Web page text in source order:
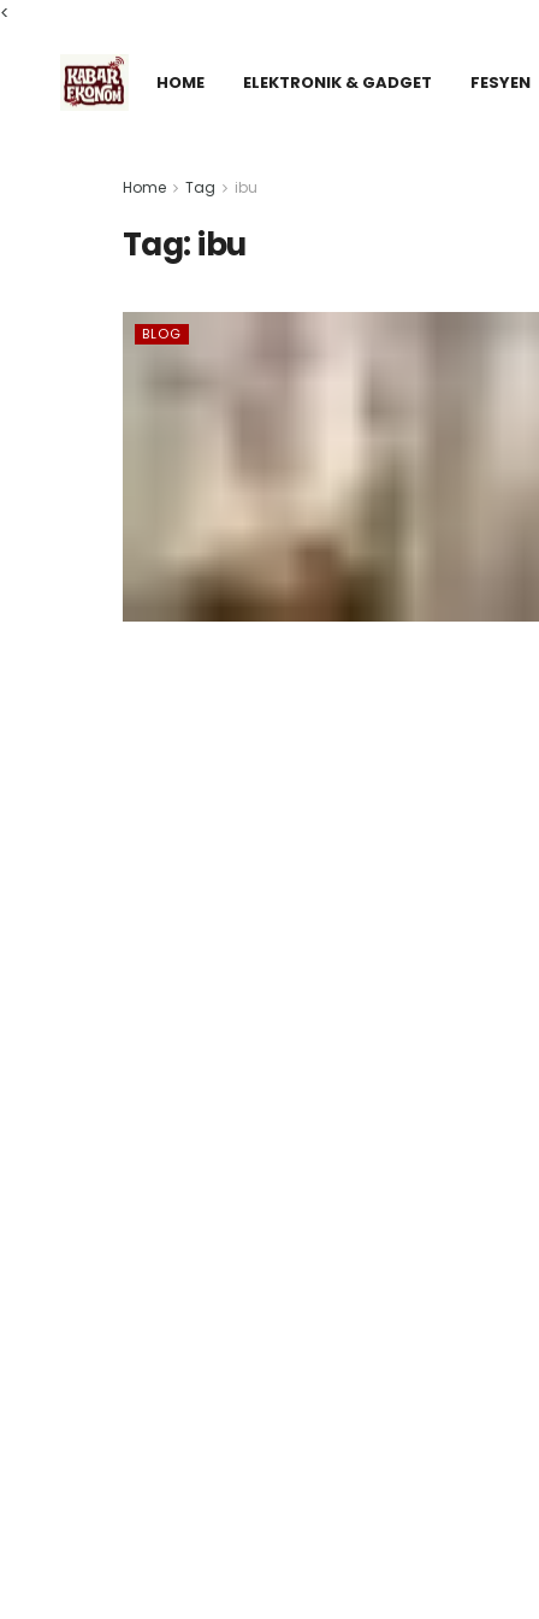
<
HOME ELEKTRONIK & GADGET FESYEN
Home Tag ibu
Tag:ibu
BLOG